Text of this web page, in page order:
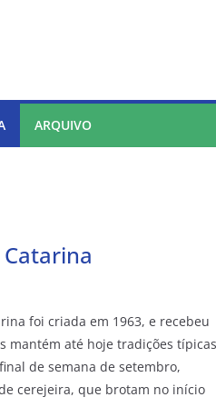
ARQUIVO
foi criada em 1963, e recebeu
mantém até hoje tradições típicas
de semana de setembro,
cerejeira, que brotam no início